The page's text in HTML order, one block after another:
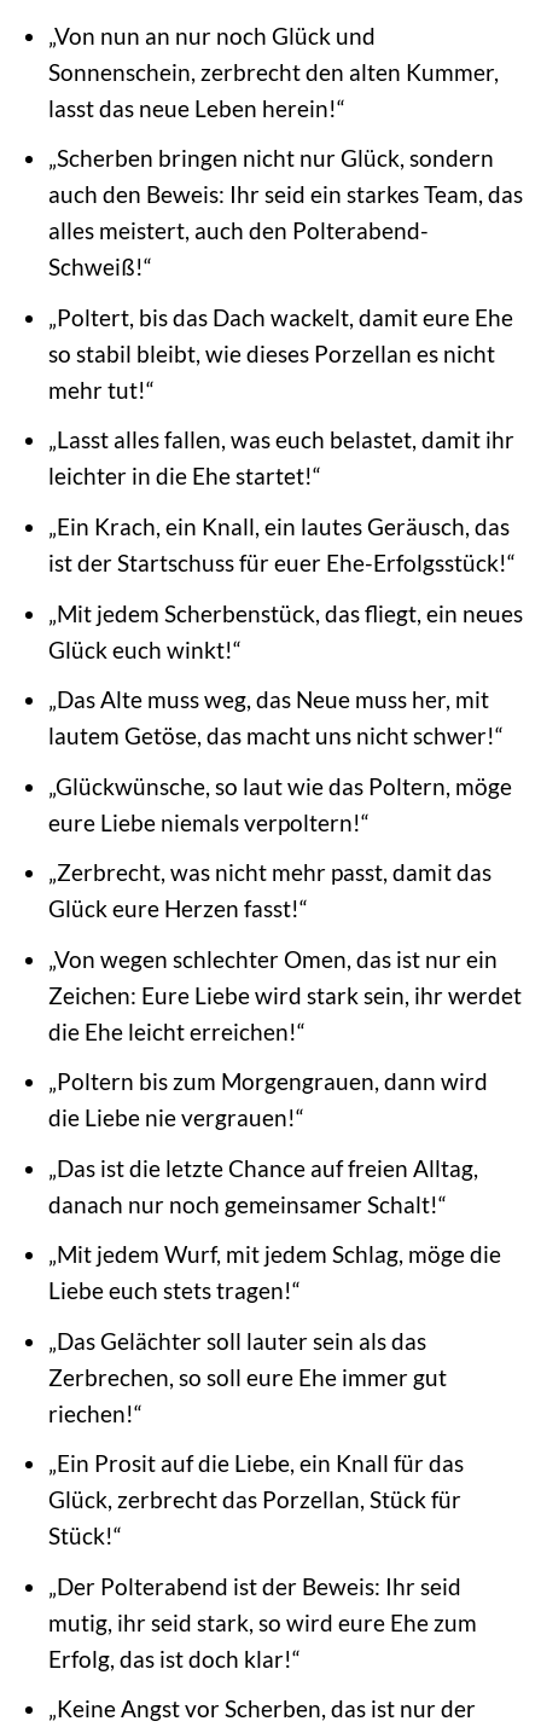
„Von nun an nur noch Glück und
Sonnenschein, zerbrecht den alten Kummer,
lasst das neue Leben herein!“
„Scherben bringen nicht nur Glück, sondern
auch den Beweis: Ihr seid ein starkes Team, das
alles meistert, auch den Polterabend-
Schweiß!“
„Poltert, bis das Dach wackelt, damit eure Ehe
so stabil bleibt, wie dieses Porzellan es nicht
mehr tut!“
„Lasst alles fallen, was euch belastet, damit ihr
leichter in die Ehe startet!“
„Ein Krach, ein Knall, ein lautes Geräusch, das
ist der Startschuss für euer Ehe-Erfolgsstück!“
„Mit jedem Scherbenstück, das fliegt, ein neues
Glück euch winkt!“
„Das Alte muss weg, das Neue muss her, mit
lautem Getöse, das macht uns nicht schwer!“
„Glückwünsche, so laut wie das Poltern, möge
eure Liebe niemals verpoltern!“
„Zerbrecht, was nicht mehr passt, damit das
Glück eure Herzen fasst!“
„Von wegen schlechter Omen, das ist nur ein
Zeichen: Eure Liebe wird stark sein, ihr werdet
die Ehe leicht erreichen!“
„Poltern bis zum Morgengrauen, dann wird
die Liebe nie vergrauen!“
„Das ist die letzte Chance auf freien Alltag,
danach nur noch gemeinsamer Schalt!“
„Mit jedem Wurf, mit jedem Schlag, möge die
Liebe euch stets tragen!“
„Das Gelächter soll lauter sein als das
Zerbrechen, so soll eure Ehe immer gut
riechen!“
„Ein Prosit auf die Liebe, ein Knall für das
Glück, zerbrecht das Porzellan, Stück für
Stück!“
„Der Polterabend ist der Beweis: Ihr seid
mutig, ihr seid stark, so wird eure Ehe zum
Erfolg, das ist doch klar!“
„Keine Angst vor Scherben, das ist nur der